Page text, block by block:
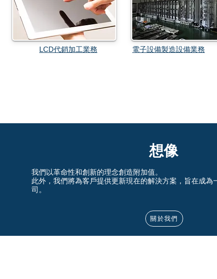
​LCD代銷加工業務 ​電子設備製造設備業務
想像
我們以革命性和創新的理念創造附加值。
此外，我們將為客戶提供更新現在的解決方案，旨在成為
司。
關於我們